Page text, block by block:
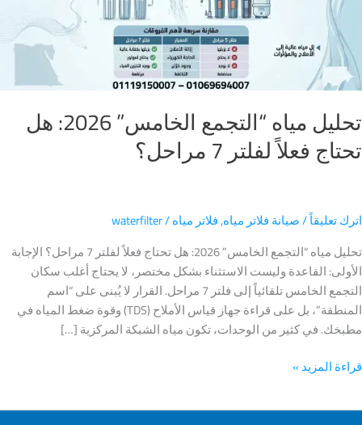
تحليل مياه “التجمع الخامس” 2026: هل
فعلاً لفلتر 7 مراحل؟
تعليقاً/صيانة فلاتر مياه,فلاتر مياه/
waterfilter
تحليل مياه “التجمع الخامس” 2026: هل تحتاج فعلاً لفلتر 7 مراحل؟ الإجابة
القاعدة وليست الاستثناء بشكل مختصر، لا يحتاج أغلب سكان
التجمع الخامس تلقائياً إلى فلتر 7 مراحل. القرار لا يُبنى على “اسم
المنطقة”، بل على قراءة جهاز قياس الأملاح (TDS) وقوة ضغط المياه في
في كثير من الوحدات، تكون مياه الشبكة المركزية […]
المزيد »